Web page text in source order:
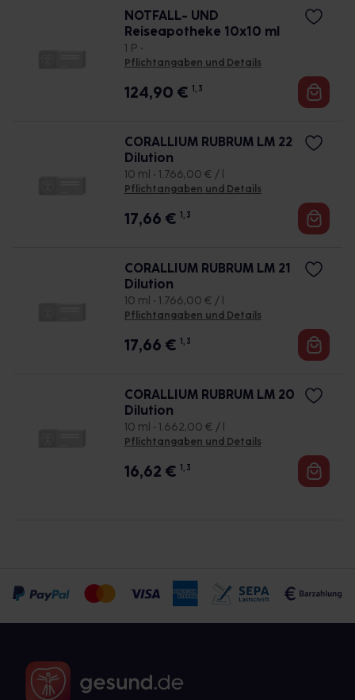
NOTFALL- UND
Reiseapotheke 10x10 ml
1 P •
Pflichtangaben und Details
124,90 € 1, 3
CORALLIUM RUBRUM LM 22
Dilution
10 ml • 1.766,00 € / l
Pflichtangaben und Details
17,66 € 1, 3
CORALLIUM RUBRUM LM 21
Dilution
10 ml • 1.766,00 € / l
Pflichtangaben und Details
17,66 € 1, 3
CORALLIUM RUBRUM LM 20
Dilution
10 ml • 1.662,00 € / l
Pflichtangaben und Details
16,62 € 1, 3